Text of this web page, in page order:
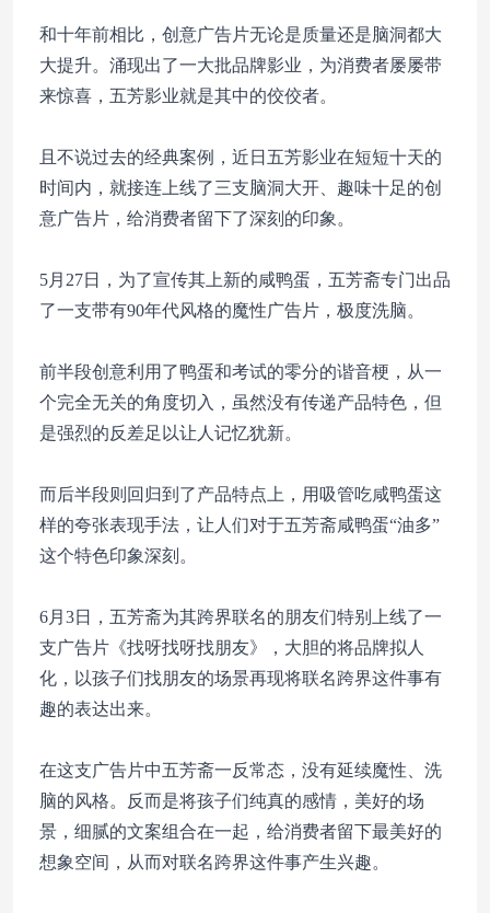
和十年前相比，创意广告片无论是质量还是脑洞都大
大提升。涌现出了一大批品牌影业，为消费者屡屡带
来惊喜，五芳影业就是其中的佼佼者。
且不说过去的经典案例，近日五芳影业在短短十天的
时间内，就接连上线了三支脑洞大开、趣味十足的创
意广告片，给消费者留下了深刻的印象。
5月27日，为了宣传其上新的咸鸭蛋，五芳斋专门出品
了一支带有90年代风格的魔性广告片，极度洗脑。
前半段创意利用了鸭蛋和考试的零分的谐音梗，从一
个完全无关的角度切入，虽然没有传递产品特色，但
是强烈的反差足以让人记忆犹新。
而后半段则回归到了产品特点上，用吸管吃咸鸭蛋这
样的夸张表现手法，让人们对于五芳斋咸鸭蛋“油多”
这个特色印象深刻。
6月3日，五芳斋为其跨界联名的朋友们特别上线了一
支广告片《找呀找呀找朋友》，大胆的将品牌拟人
化，以孩子们找朋友的场景再现将联名跨界这件事有
趣的表达出来。
在这支广告片中五芳斋一反常态，没有延续魔性、洗
脑的风格。反而是将孩子们纯真的感情，美好的场
景，细腻的文案组合在一起，给消费者留下最美好的
想象空间，从而对联名跨界这件事产生兴趣。